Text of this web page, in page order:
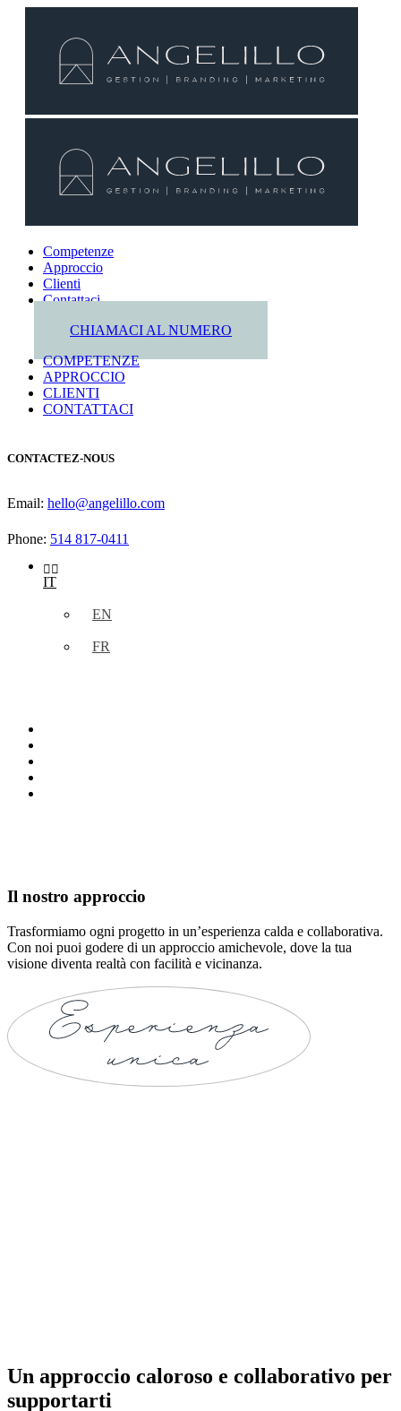
Competenze
Approccio
Clienti
Contattaci
CHIAMACI AL NUMERO
COMPETENZE
APPROCCIO
CLIENTI
CONTATTACI
CONTACTEZ-NOUS
Email: hello@angelillo.com
Phone: 514 817-0411
IT
EN
FR
Il nostro approccio
Trasformiamo ogni progetto in un’esperienza calda e collaborativa.
Con noi puoi godere di un approccio amichevole, dove la tua
visione diventa realtà con facilità e vicinanza.
Un approccio caloroso e collaborativo per
supportarti